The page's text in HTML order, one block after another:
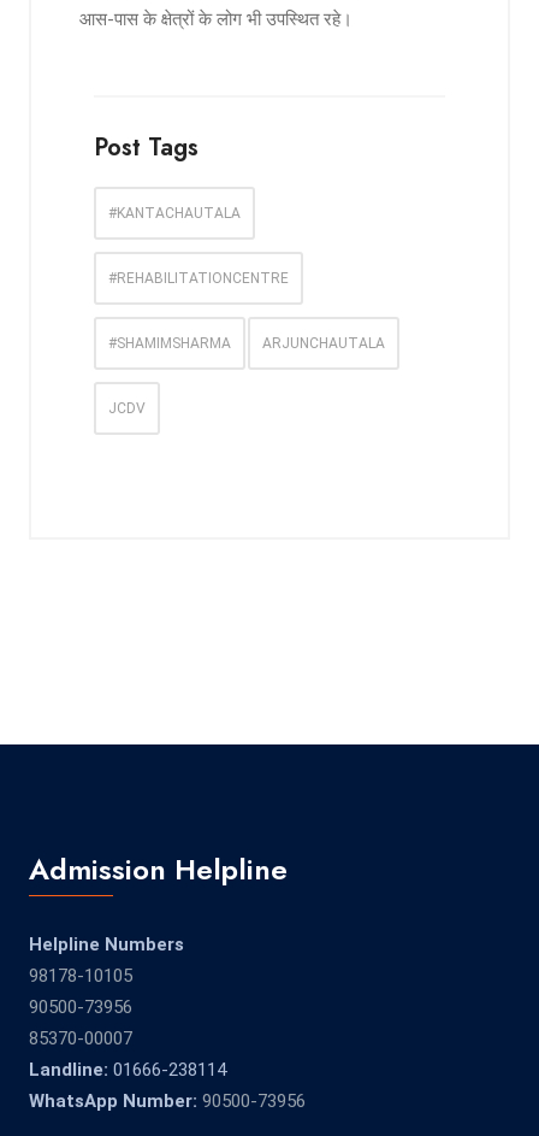
आस-पास के क्षेत्रों के लोग भी उपस्थित रहे।
Post Tags
#KANTACHAUTALA
#REHABILITATIONCENTRE
#SHAMIMSHARMA ARJUNCHAUTALA
JCDV
Admission Helpline
Helpline Numbers
98178-10105
90500-73956
85370-00007
Landline: 01666-238114
WhatsApp Number: 90500-73956